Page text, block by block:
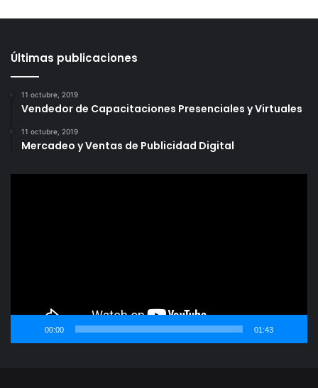
Últimas publicaciones
11 octubre, 2019
Vendedor de Capacitaciones Presenciales y Virtuales
11 octubre, 2019
Mercadeo y Ventas de Publicidad Digital
00:00 01:43